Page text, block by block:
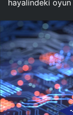
hayalindeki oyun